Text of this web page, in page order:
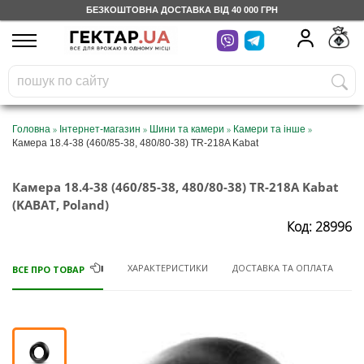
БЕЗКОШТОВНА ДОСТАВКА ВІД 40 000 ГРН
UA
На вашому
бонусному рахунку
грн
Безкоштовно по Україні
Категорії
Відгуки
Головна » Інтернет-магазин » Шини та камери » Камери та інше »
Камера 18.4-38 (460/85-38, 480/80-38) TR-218A Kabat
Камера 18.4-38 (460/85-38, 480/80-38) TR-218A Kabat
(KABAT, Poland)
Код: 28996
ВСЕ ПРО ТОВАР ХАРАКТЕРИСТИКИ ДОСТАВКА ТА ОПЛАТА